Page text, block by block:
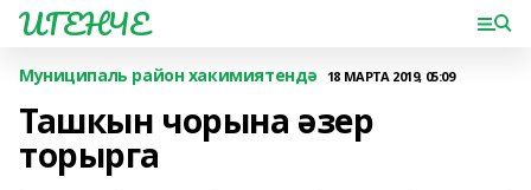
ИГЕНЧЕ
Муниципаль район хакимиятендә 18 МАРТА 2019, 05:09
Ташкын чорына әзер
торырга